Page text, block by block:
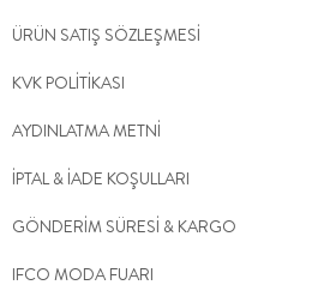
ÜRÜN SATIŞ SÖZLEŞMESİ
KVK POLİTİKASI
AYDINLATMA METNİ
İPTAL & İADE KOŞULLARI
GÖNDERİM SÜRESİ & KARGO
IFCO MODA FUARI